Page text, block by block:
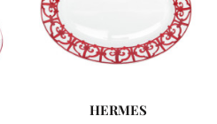
HERMES